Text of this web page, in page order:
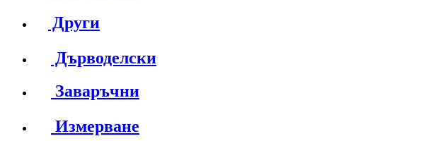
Други
Дърводелски
Заваръчни
Измерване